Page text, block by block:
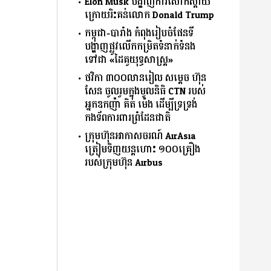
ក្រោយរិះគន់លោក Donald Trump
កម្ពុជា-បារាំង កំពុងរៀបចំផែនទី
បង្ហាញផ្លូវលើកកម្រិតទំនាក់ទំនង
ទៅជា «ដៃគូយុទ្ធសាស្ត្រ»
ថវិកា ៣០០លានរៀល សម្តេច ហ៊ុន
សែន ចូលរួមក្នុងមូលនិធិ CTN របស់
អ្នកឧកញ៉ា គិត ម៉េង ដើម្បីទ្រទ្រង់
កងទ័ពការពារព្រំដែនជាតិ
ក្រុមហ៊ុនអាកាសចរណ៍ AirAsia
ត្រៀមទិញយន្តហោះ ១០០គ្រឿង
របស់ក្រុមហ៊ុន Airbus